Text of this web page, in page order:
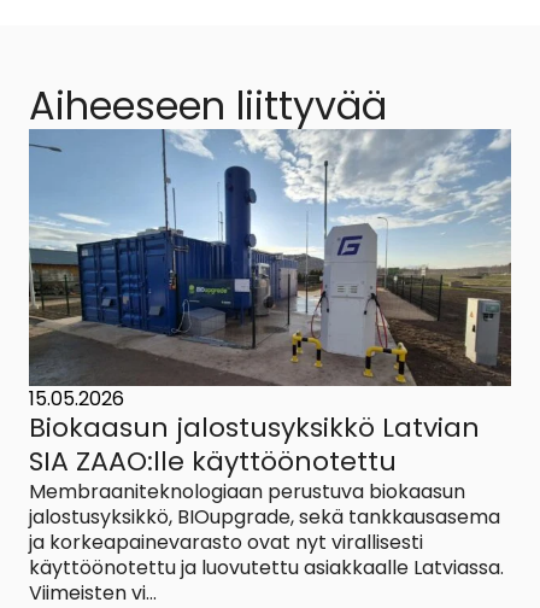
Aiheeseen liittyvää
15.05.2026
Biokaasun jalostusyksikkö Latvian
SIA ZAAO:lle käyttöönotettu
Membraaniteknologiaan perustuva biokaasun
jalostusyksikkö, BIOupgrade, sekä tankkausasema
ja korkeapainevarasto ovat nyt virallisesti
käyttöönotettu ja luovutettu asiakkaalle Latviassa.
Viimeisten vi...